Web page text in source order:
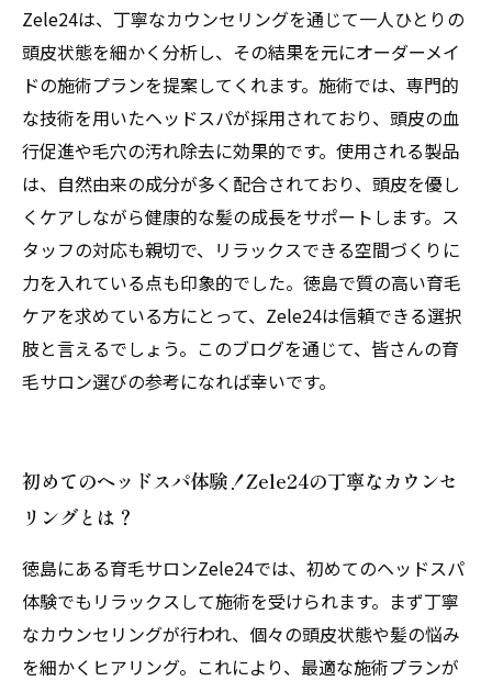
ケアを叶える方法
徳島の育毛サロン業界で選ばれるZele24が支持
される理由とは？
Zele24は、丁寧なカウンセリングを通じて一人ひとりの
頭皮状態を細かく分析し、その結果を元にオーダーメイ
ドの施術プランを提案してくれます。施術では、専門的
な技術を用いたヘッドスパが採用されており、頭皮の血
行促進や毛穴の汚れ除去に効果的です。使用される製品
は、自然由来の成分が多く配合されており、頭皮を優し
くケアしながら健康的な髪の成長をサポートします。ス
タッフの対応も親切で、リラックスできる空間づくりに
力を入れている点も印象的でした。徳島で質の高い育毛
ケアを求めている方にとって、Zele24は信頼できる選択
肢と言えるでしょう。このブログを通じて、皆さんの育
毛サロン選びの参考になれば幸いです。
初めてのヘッドスパ体験！Zele24の丁寧なカウンセ
リングとは？
徳島にある育毛サロンZele24では、初めてのヘッドスパ
体験でもリラックスして施術を受けられます。まず丁寧
なカウンセリングが行われ、個々の頭皮状態や髪の悩み
を細かくヒアリング。これにより、最適な施術プランが